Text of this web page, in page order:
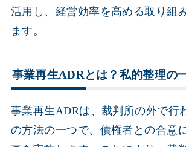
活用し、経営効率を高める取り組
ます。
事業再生ADRとは？私的整理の
事業再生ADRは、裁判所の外で行
の方法の一つで、債権者との合意